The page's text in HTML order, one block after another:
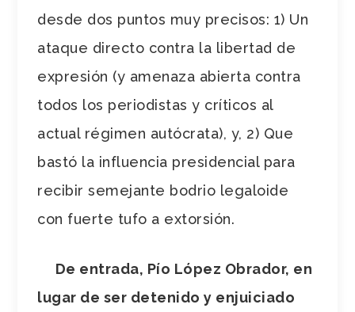
desde dos puntos muy precisos: 1) Un
ataque directo contra la libertad de
expresión (y amenaza abierta contra
todos los periodistas y críticos al
actual régimen autócrata), y, 2) Que
bastó la influencia presidencial para
recibir semejante bodrio legaloide
con fuerte tufo a extorsión.
De entrada, Pío López Obrador, en
lugar de ser detenido y enjuiciado